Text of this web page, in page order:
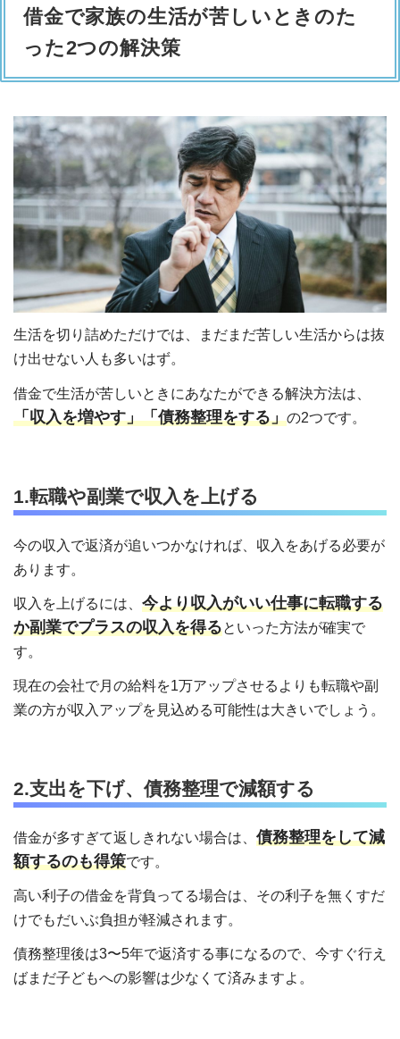
借金で家族の生活が苦しいときのた
った2つの解決策
生活を切り詰めただけでは、まだまだ苦しい生活からは抜
け出せない人も多いはず。
借金で生活が苦しいときにあなたができる解決方法は、
「収入を増やす」「債務整理をする」の2つです。
1.転職や副業で収入を上げる
今の収入で返済が追いつかなければ、収入をあげる必要が
あります。
収入を上げるには、 今より収入がいい仕事に転職する
か副業でプラスの収入を得るといった方法が確実で
す。
現在の会社で月の給料を1万アップさせるよりも転職や副
業の方が収入アップを見込める可能性は大きいでしょう。
2.支出を下げ、債務整理で減額する
借金が多すぎて返しきれない場合は、 債務整理をして減
額するのも得策です。
高い利子の借金を背負ってる場合は、その利子を無くすだ
けでもだいぶ負担が軽減されます。
債務整理後は3〜5年で返済する事になるので、今すぐ行え
ばまだ子どもへの影響は少なくて済みますよ。